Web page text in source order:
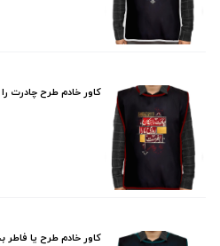
کاور خادم طرح چادرت
کاور خادم طرح یا فاطر